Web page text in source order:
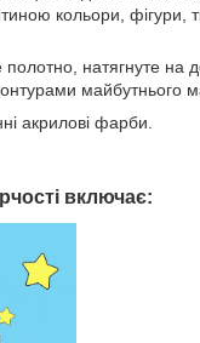
включає:
полотно, натягнуте на
майбутнього
акрилові фарби.
кольори, фігури,